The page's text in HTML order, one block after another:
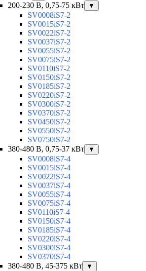
200-230 В, 0,75-75 кВт ▼
SV0008iS7-2
SV0015iS7-2
SV0022iS7-2
SV0037iS7-2
SV0055iS7-2
SV0075iS7-2
SV0110iS7-2
SV0150iS7-2
SV0185iS7-2
SV0220iS7-2
SV0300iS7-2
SV0370iS7-2
SV0450iS7-2
SV0550iS7-2
SV0750iS7-2
380-480 В, 0,75-37 кВт
▼
SV0008iS7-4
SV0015iS7-4
SV0022iS7-4
SV0037iS7-4
SV0055iS7-4
SV0075iS7-4
SV0110iS7-4
SV0150iS7-4
SV0185iS7-4
SV0220iS7-4
SV0300iS7-4
SV0370iS7-4
380-480 В, 45-375 кВт
▼